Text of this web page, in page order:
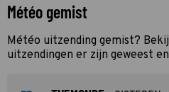
Météo gemist
Météo uitzending gemist?
uitzendingen er zijn geweest